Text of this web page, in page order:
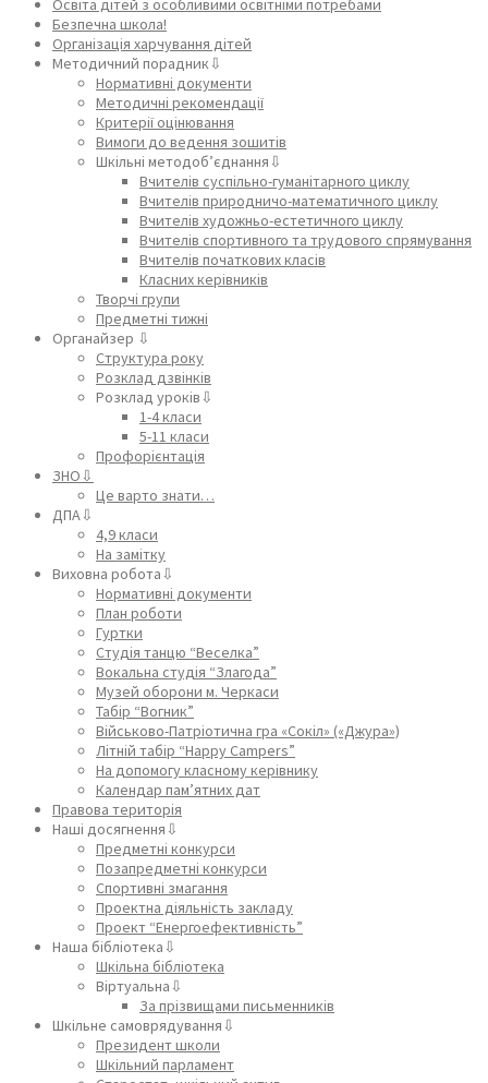
Освіта дітей з особливими освітніми потребами
Безпечна школа!
Організація харчування дітей
Методичний порадник⇩
Нормативні документи
Методичні рекомендації
Критерії оцінювання
Вимоги до ведення зошитів
Шкільні методоб’єднання⇩
Вчителів суспільно-гуманітарного циклу
Вчителів природничо-математичного циклу
Вчителів художньо-естетичного циклу
Вчителів спортивного та трудового спрямування
Вчителів початкових класів
Класних керівників
Творчі групи
Предметні тижні
Органайзер ⇩
Структура року
Розклад дзвінків
Розклад уроків⇩
1-4 класи
5-11 класи
Профорієнтація
ЗНО⇩
Це варто знати…
ДПА⇩
4,9 класи
На замітку
Виховна робота⇩
Нормативні документи
План роботи
Гуртки
Студія танцю “Веселка”
Вокальна студія “Злагода”
Музей оборони м. Черкаси
Табір “Вогник”
Військово-Патріотична гра «Сокіл» («Джура»)
Літній табір “Happy Campers”
На допомогу класному керівнику
Календар пам’ятних дат
Правова територія
Наші досягнення⇩
Предметні конкурси
Позапредметні конкурси
Спортивні змагання
Проектна діяльність закладу
Проект “Енергоефективність”
Наша бібліотека⇩
Шкільна бібліотека
Віртуальна⇩
За прізвищами письменників
Шкільне самоврядування⇩
Президент школи
Шкільний парламент